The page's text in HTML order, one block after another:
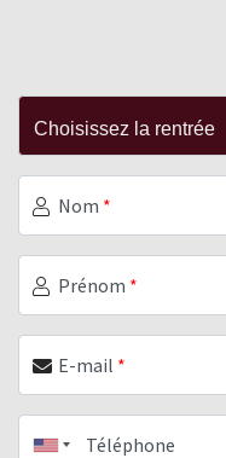
Nom *
Prénom *
E-mail *
Téléphone